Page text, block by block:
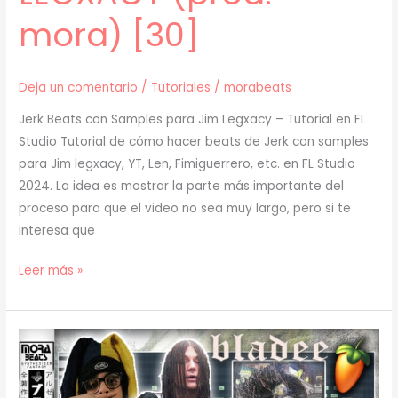
mora) [30]
Deja un comentario / Tutoriales /morabeats
Jerk Beats con Samples para Jim Legxacy – Tutorial en FL
Studio Tutorial de cómo hacer beats de Jerk con samples
para Jim legxacy, YT, Len, Fimiguerrero, etc. en FL Studio
2024. La idea es mostrar la parte más importante del
proceso para que el video no sea muy largo, pero si te
interesa que
[
]
Cómo
Hacer
BEATS
Leer más »